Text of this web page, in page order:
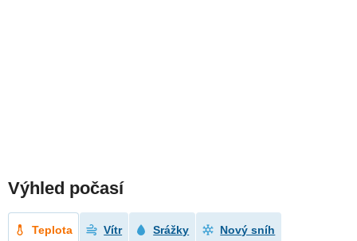
Výhled počasí
Teplota Vítr Srážky Nový sníh